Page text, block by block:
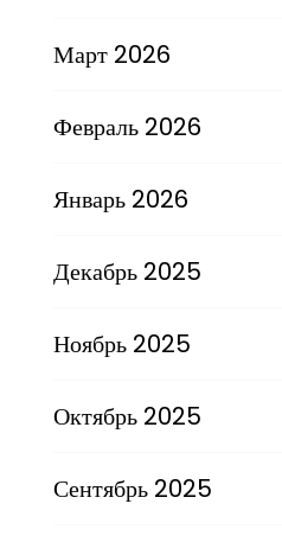
Март 2026
Февраль 2026
Январь 2026
Декабрь 2025
Ноябрь 2025
Октябрь 2025
Сентябрь 2025